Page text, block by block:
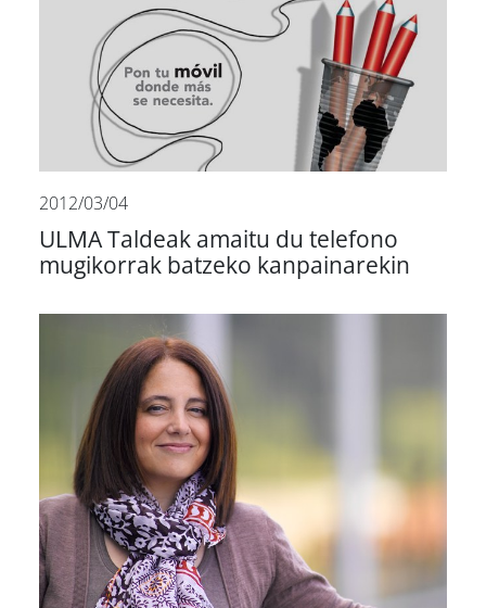
2012/03/04
ULMA Taldeak amaitu du telefono
mugikorrak batzeko kanpainarekin